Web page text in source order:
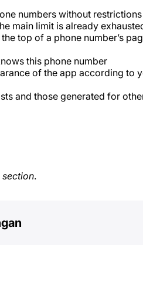
numbers without restrictions
main limit is already
top of a phone number’s
this phone number
of the app according to
and those generated for
section.